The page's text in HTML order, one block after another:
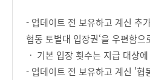
- 업데이트 전 보유하고 계신 추
협동 토벌대 입장권‘을 우편함
ㆍ 기본 입장 횟수는 지급 대상
- 업데이트 전 보유하고 계신 '협